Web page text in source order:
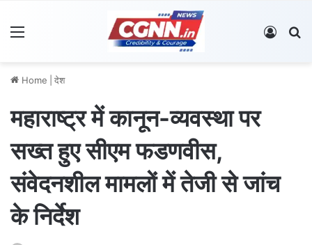
Log In
Home देश
महाराष्ट्र में कानून-व्यवस्था पर
सख्त हुए सीएम फडणवीस,
संवेदनशील मामलों में तेजी से जांच
के निर्देश